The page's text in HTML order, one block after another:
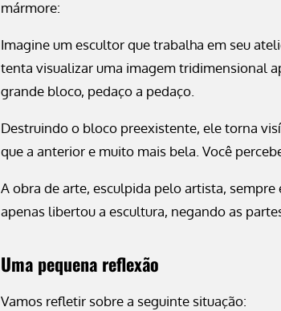
mármore:
Imagine um escultor que trabalha em seu
tenta visualizar uma imagem tridimensional
grande bloco, pedaço a pedaço.
Destruindo o bloco preexistente, ele torna
que a anterior e muito mais bela. Você
A obra de arte, esculpida pelo artista,
apenas libertou a escultura, negando as
Uma pequena reflexão
Vamos refletir sobre a seguinte situação: